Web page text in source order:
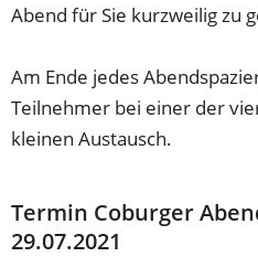
Abend für Sie kurzweilig zu
Am Ende jedes
Teilnehmer bei einer der
kleinen Austausch.
Termin Coburger
29.07.2021